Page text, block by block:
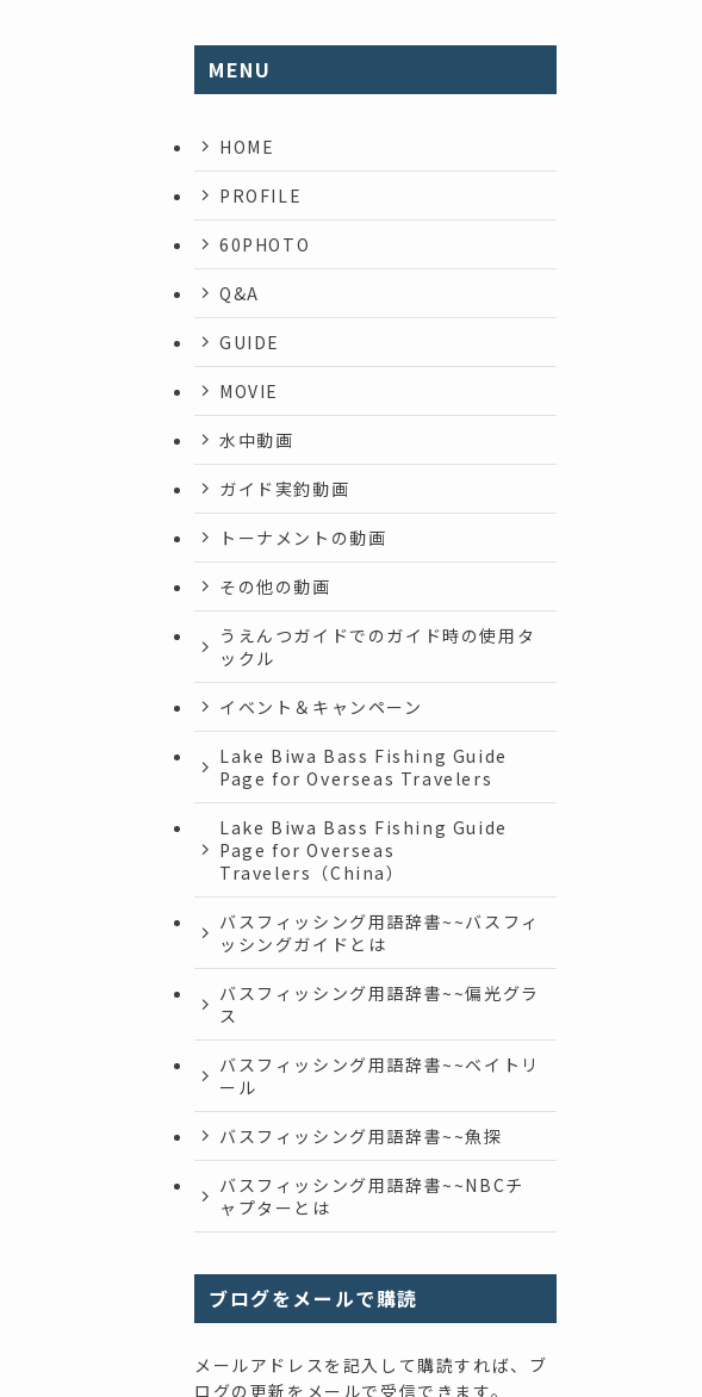
MENU
HOME
PROFILE
60PHOTO
Q&A
GUIDE
MOVIE
水中動画
ガイド実釣動画
トーナメントの動画
その他の動画
うえんつガイドでのガイド時の使用タ
ックル
イベント＆キャンペーン
Lake Biwa Bass Fishing Guide
Page for Overseas Travelers
Lake Biwa Bass Fishing Guide
Page for Overseas
Travelers（China）
バスフィッシング用語辞書~~バスフィ
ッシングガイドとは
バスフィッシング用語辞書~~偏光グラ
ス
バスフィッシング用語辞書~~ベイトリ
ール
バスフィッシング用語辞書~~魚探
バスフィッシング用語辞書~~NBCチ
ャプターとは
ブログをメールで購読
メールアドレスを記入して購読すれば、ブ
ログの更新をメールで受信できます。